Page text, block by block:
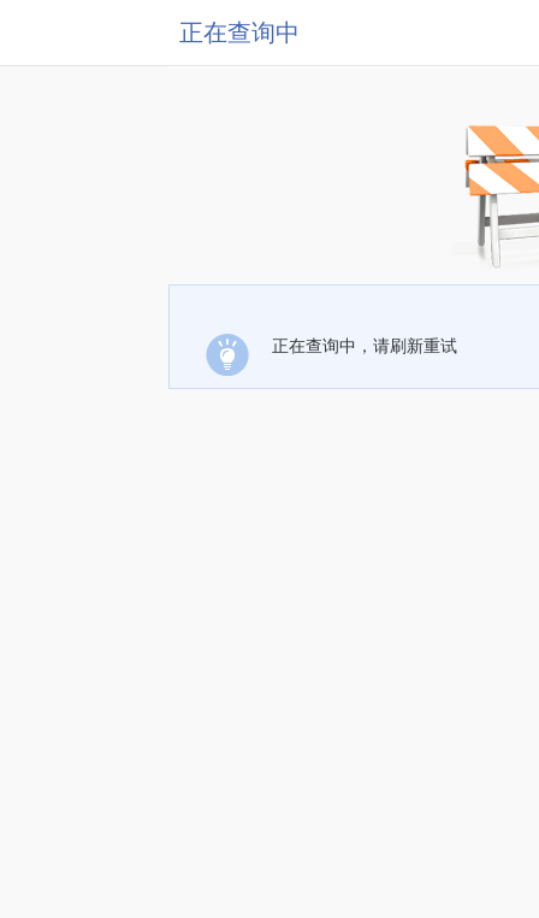
正在查询中
正在查询中，请刷新重试